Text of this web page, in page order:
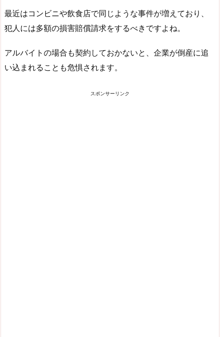
最近はコンビニや飲食店で同じような事件が増えており、
犯人には多額の損害賠償請求をするべきですよね。
アルバイトの場合も契約しておかないと、企業が倒産に追
い込まれることも危惧されます。
スポンサーリンク